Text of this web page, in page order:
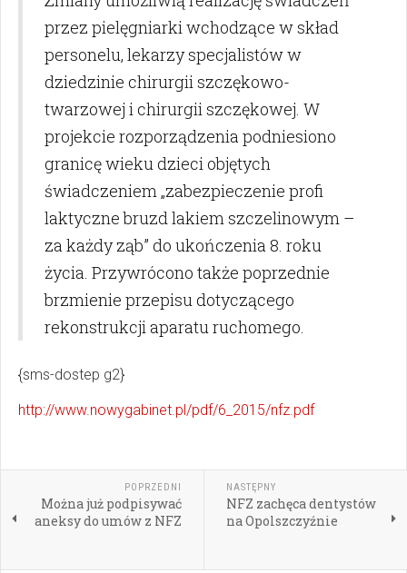
przez pielęgniarki wchodzące w skład
personelu, lekarzy specjalistów w
dziedzinie chirurgii szczękowo-
twarzowej i chirurgii szczękowej. W
projekcie rozporządzenia podniesiono
granicę wieku dzieci objętych
świadczeniem „zabezpieczenie profi
laktyczne bruzd lakiem szczelinowym –
za każdy ząb” do ukończenia 8. roku
życia. Przywrócono także poprzednie
brzmienie przepisu dotyczącego
rekonstrukcji aparatu ruchomego.
{sms-dostep g2}
http://www.nowygabinet.pl/pdf/6_2015/nfz.pdf
POPRZEDNI
Można już podpisywać
aneksy do umów z NFZ
NASTĘPNY
NFZ zachęca dentystów
na Opolszczyźnie